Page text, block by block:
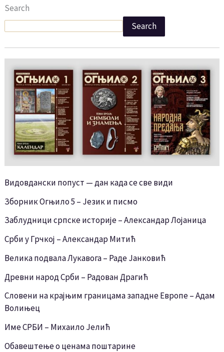
Search
Search
Видовдански попуст — дан када се све види
Зборник Огњило 5 – Језик и писмо
Заблудници српске историје – Александар Лојаница
Срби у Грчкој – Александар Митић
Велика подвала Лукавога – Раде Јанковић
Древни народ Срби – Радован Драгић
Словени на крајњим границама западне Европе – Адам
Волињец
Име СРБИ – Михаило Јелић
Обавештење о ценама поштарине